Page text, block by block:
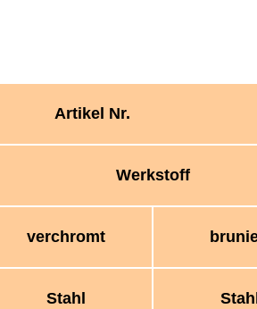
Artikel Nr.
Werkstoff
verchromt
Stahl